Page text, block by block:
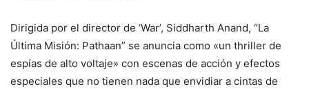
Dirigida por el director de ‘War’, Siddharth Anand, “La
Última Misión: Pathaan” se anuncia como «un thriller de
espías de alto voltaje» con escenas de acción y efectos
especiales que no tienen nada que envidiar a cintas de